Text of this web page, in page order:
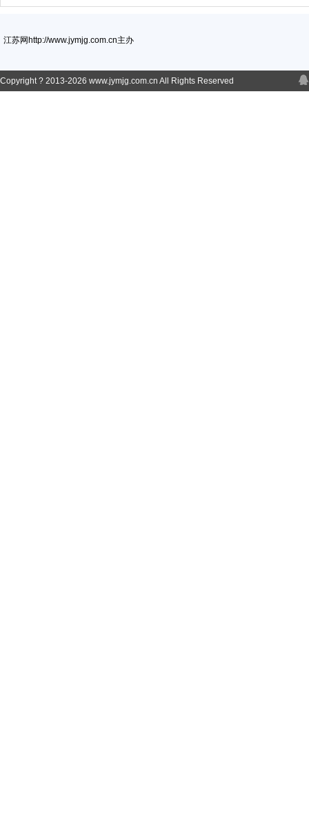
江苏网http://www.jymjg.com.cn主办
Copyright ? 2013-2026 www.jymjg.com.cn All Rights Reserved